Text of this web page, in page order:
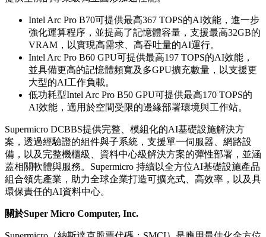
Intel Arc Pro B70可提供最高367 TOPS的AI效能，進一步
強化運算程序，並提高了記憶體容量，支援最高32GB的
VRAM，以實現高需求、高吞吐量的AI運行。
Intel Arc Pro B60 GPU可提供最高197 TOPS的AI效能，
並具備更高的記憶體頻寬及多GPU擴充數量，以支援更
大型的AI工作負載。
低功耗型Intel Arc Pro B50 GPU可提供最高170 TOPS的
AI效能，適用於空間受限的邊緣部署環境與工作站。
Supermicro DCBBS提供完整、模組化的AI基礎設施解決方
案，透過經驗證的組件與子系統，支援單一伺服器、網路設
備，以及完整機櫃級、資料中心級解決方案的彈性部署，並涵
蓋相關軟體與服務。Supermicro 持續以全方位AI基礎設施產品
組合領先產業，助力全球企業打造可擴充式、高效率，以及具
環保責任的AI資料中心。
關於Super Micro Computer, Inc.